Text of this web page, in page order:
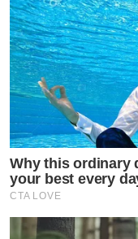
Why this ordinary
your best every
CTA LOVE